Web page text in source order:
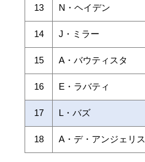
13 N・ヘイデン
14 J・ミラー
15 A・バウティスタ
16 E・ラバティ
17 L・バズ
18 A・デ・アンジェリス